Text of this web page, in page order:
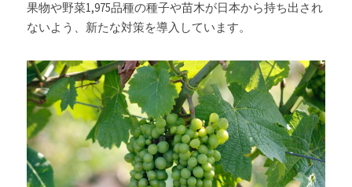
果物や野菜1,975品種の種子や苗木が日本から持ち出され
ないよう、新たな対策を導入しています。